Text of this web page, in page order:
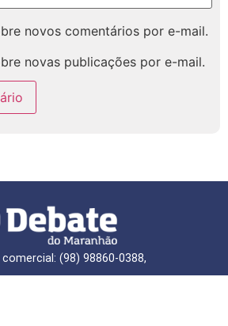
novos comentários por e-mail.
novas publicações por e-mail.
(98) 98860-0388,